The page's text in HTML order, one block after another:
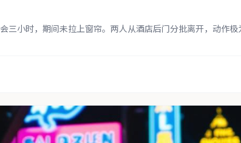
三小时，期间未拉上窗帘。两人从酒店后门分批离开，动作